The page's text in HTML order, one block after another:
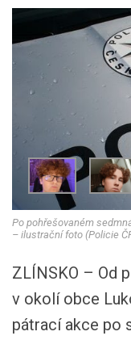
Po pohřešovaném
– ilustrační foto (Policie
ZLÍNSKO – Od
v okolí obce
pátrací akce po